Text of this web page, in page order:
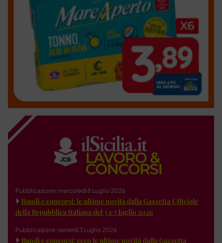
Pubblicazione: mercoledì 8 Luglio 2026
Bandi e concorsi: le ultime novità dalla Gazzetta Ufficiale
della Repubblica Italiana del 3 e 7 luglio 2026
Pubblicazione: venerdì 3 Luglio 2026
Bandi e concorsi: ecco le ultime novità dalla Gazzetta